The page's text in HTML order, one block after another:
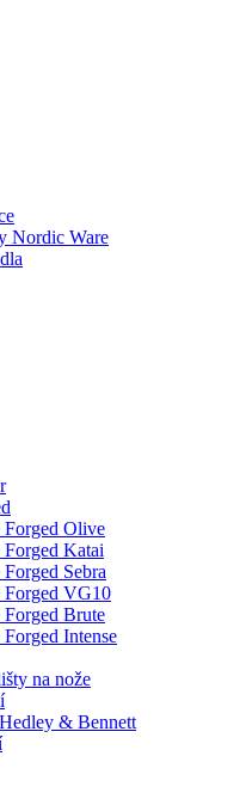
Nordic Ware
Forged Olive
Forged Katai
Sebra
Forged VG10
Forged Brute
Intense
na nože
& Bennett